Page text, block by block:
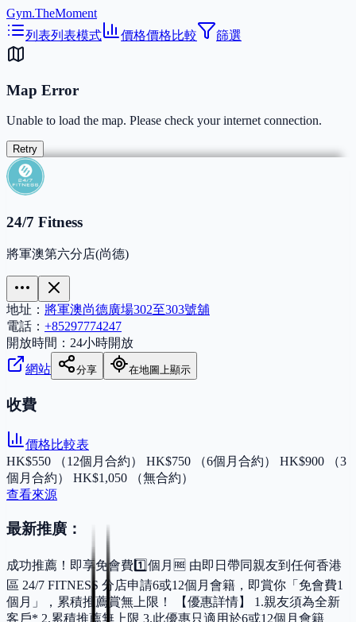
Gym.TheMoment
列表列表模式 價格價格比較 篩選
Map Error
Unable to load the map. Please check your internet connection.
Retry
24/7 Fitness
將軍澳第六分店(尚德)
地址： 將軍澳尚德廣場302至303號舖
電話： +85297774247
開放時間： 24小時開放
網站
分享 在地圖上顯示
收費
價格比較表
HK$550 （12個月合約） HK$750 （6個月合約） HK$900 （3
個月合約） HK$1,050 （無合約）
查看來源
最新推廣：
成功推薦！即享免會費1️⃣個月🆓 由即日帶同親友到任何香港
區 24/7 FITNESS 分店申請6或12個月會籍，即賞你「免會費1
個月」，累積推薦賞無上限！ 【優惠詳情】 1.親友須為全新
客戶* 2.累積推薦無上限 3.此優惠只適用於6或12個月會籍